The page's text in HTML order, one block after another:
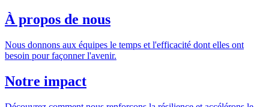
À propos de nous
Nous donnons aux équipes le temps et l'efficacité dont elles ont
besoin pour façonner l'avenir.
Notre impact